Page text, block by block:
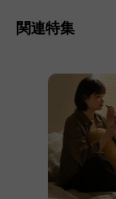
関連特集